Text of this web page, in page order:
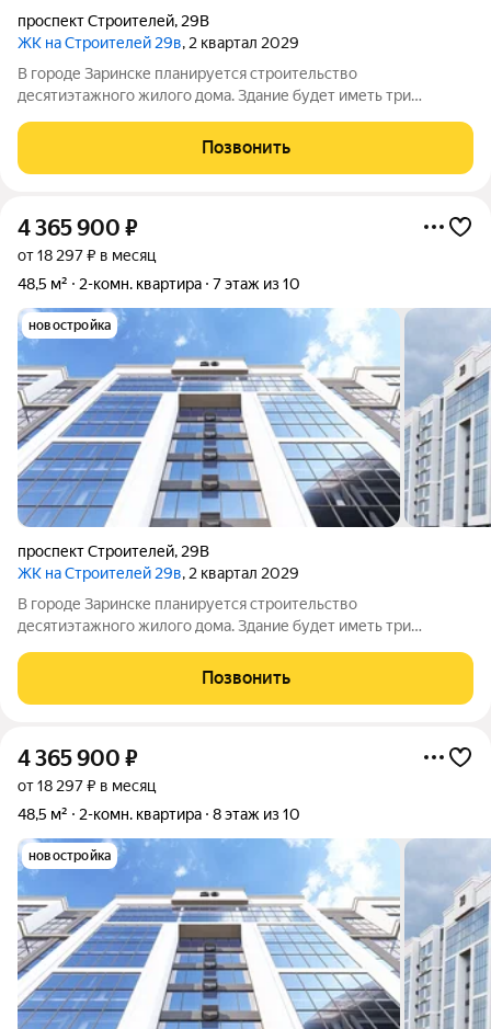
проспект Строителей, 29В
ЖК на Строителей 29в, 2 квартал 2029
В городе Заринске планируется строительство
десятиэтажного жилого дома. Здание будет иметь три
назначения на первом этаже. Входы в подъезды разместят со
Позвонить
4 365 900 ₽
от 18 297 ₽ в месяц
48,5 м²
2-комн. квартира 7 этаж из 10
новостройка
проспект Строителей, 29В
ЖК на Строителей 29в, 2 квартал 2029
В городе Заринске планируется строительство
десятиэтажного жилого дома. Здание будет иметь три
назначения на первом этаже. Входы в подъезды расположатся
Позвонить
4 365 900 ₽
от 18 297 ₽ в месяц
48,5 м²
2-комн. квартира 8 этаж из 10
новостройка